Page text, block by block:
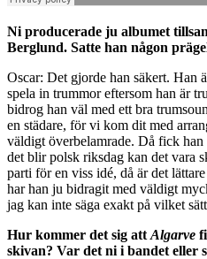
Ni producerade ju albumet
Berglund. Satte han någon
Oscar: Det gjorde han säkert. Han
spela in trummor eftersom han är
bidrog han väl med ett bra
en städare, för vi kom dit med
väldigt överbelamrade. Då fick
det blir polsk riksdag kan det vara
parti för en viss idé, då är det
har han ju bidragit med väldigt
jag kan inte säga exakt på vilket
Hur kommer det sig att Algarve
skivan? Var det ni i bandet eller